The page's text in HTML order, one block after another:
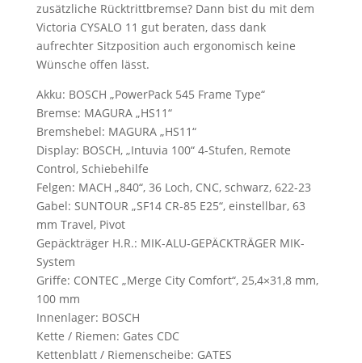
zusätzliche Rücktrittbremse? Dann bist du mit dem
Victoria CYSALO 11 gut beraten, dass dank
aufrechter Sitzposition auch ergonomisch keine
Wünsche offen lässt.
Akku: BOSCH „PowerPack 545 Frame Type“
Bremse: MAGURA „HS11“
Bremshebel: MAGURA „HS11“
Display: BOSCH, „Intuvia 100“ 4-Stufen, Remote
Control, Schiebehilfe
Felgen: MACH „840“, 36 Loch, CNC, schwarz, 622-23
Gabel: SUNTOUR „SF14 CR-85 E25“, einstellbar, 63
mm Travel, Pivot
Gepäckträger H.R.: MIK-ALU-GEPÄCKTRÄGER MIK-
System
Griffe: CONTEC „Merge City Comfort“, 25,4×31,8 mm,
100 mm
Innenlager: BOSCH
Kette / Riemen: Gates CDC
Kettenblatt / Riemenscheibe: GATES